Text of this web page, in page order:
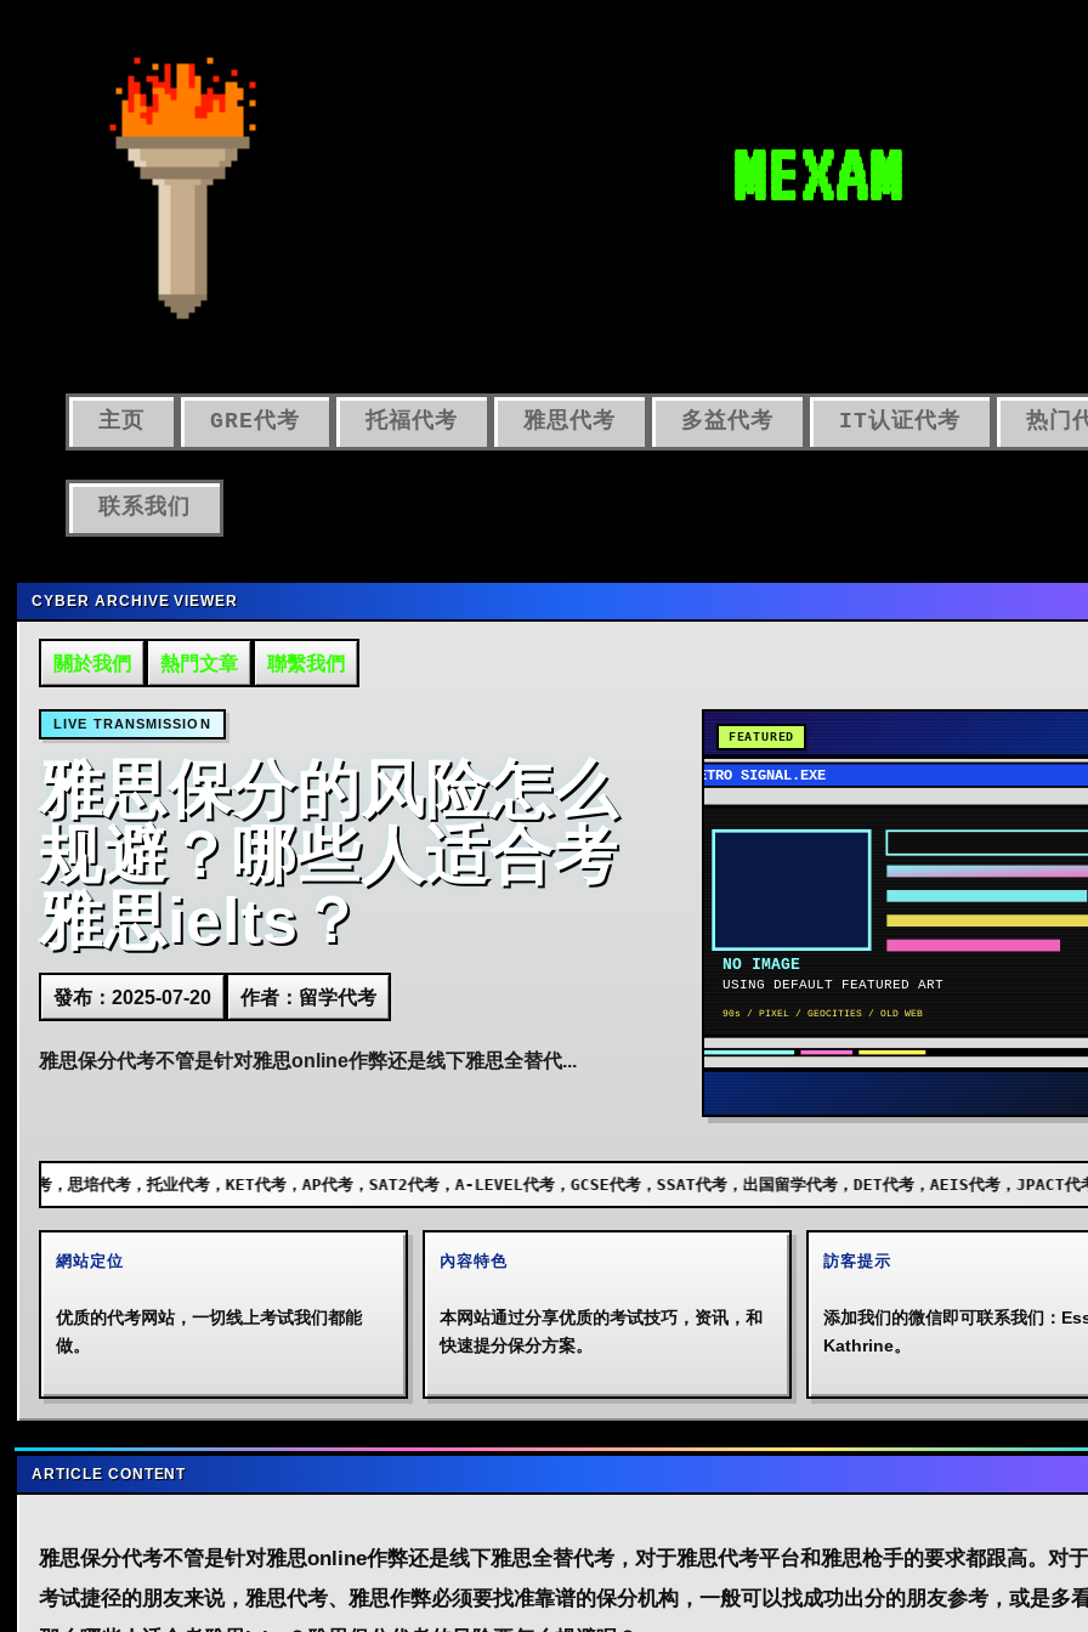
MEXAM
主页 GRE代考 托福代考 雅思代考 多益代考 IT认证代考 热门
联系我们
CYBER ARCHIVE VIEWER
關於我們 熱門文章 聯繫我們
LIVE TRANSMISSION
雅思保分的风险怎么
规避？哪些人适合考
雅思ielts？
發布：2025-07-20 作者：留学代考
雅思保分代考不管是针对雅思online作弊还是线下雅思全替代...
代考，托业代考，KET代考，AP代考，SAT2代考，A-LEVEL代考，GCSE代考，SSAT代考，出国留学代考，DET代考，AEIS代考，JPACT代考，
網站定位
优质的代考网站，一切线上考试我们都能
做。
內容特色
本网站通过分享优质的考试技巧，资讯，和
快速提分保分方案。
訪客提示
添加我们的微信即可联系我们：
Kathrine。
ARTICLE CONTENT
雅思保分代考不管是针对雅思online作弊还是线下雅思全替代考，对于雅思代考平台和雅思枪手的要求都跟高。 对
考试捷径的朋友来说， 雅思代考、雅思作弊必须要找准靠谱的保分机构，一般可以找成功出分的朋友参考，或是多